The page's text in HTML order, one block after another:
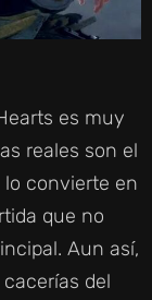
es muy
reales son el
lo convierte en
que no
Aun así,
del